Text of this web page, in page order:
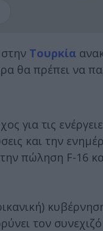
στην Τουρκία
θα πρέπει να
για τις
και την
πώληση F-16
τον